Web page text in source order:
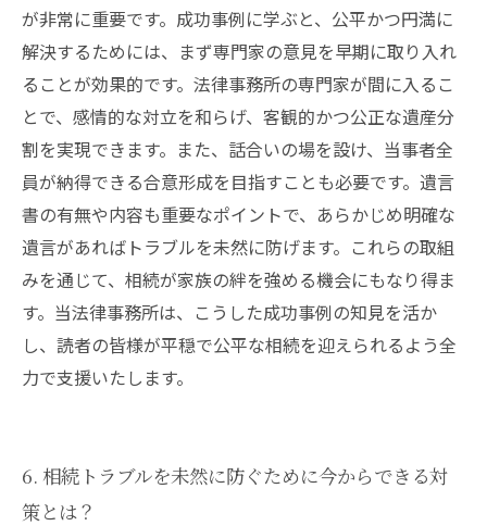
が非常に重要です。成功事例に学ぶと、公平かつ円満に
解決するためには、まず専門家の意見を早期に取り入れ
ることが効果的です。法律事務所の専門家が間に入るこ
とで、感情的な対立を和らげ、客観的かつ公正な遺産分
割を実現できます。また、話合いの場を設け、当事者全
員が納得できる合意形成を目指すことも必要です。遺言
書の有無や内容も重要なポイントで、あらかじめ明確な
遺言があればトラブルを未然に防げます。これらの取組
みを通じて、相続が家族の絆を強める機会にもなり得ま
す。当法律事務所は、こうした成功事例の知見を活か
し、読者の皆様が平穏で公平な相続を迎えられるよう全
力で支援いたします。
6. 相続トラブルを未然に防ぐために今からできる対
策とは？